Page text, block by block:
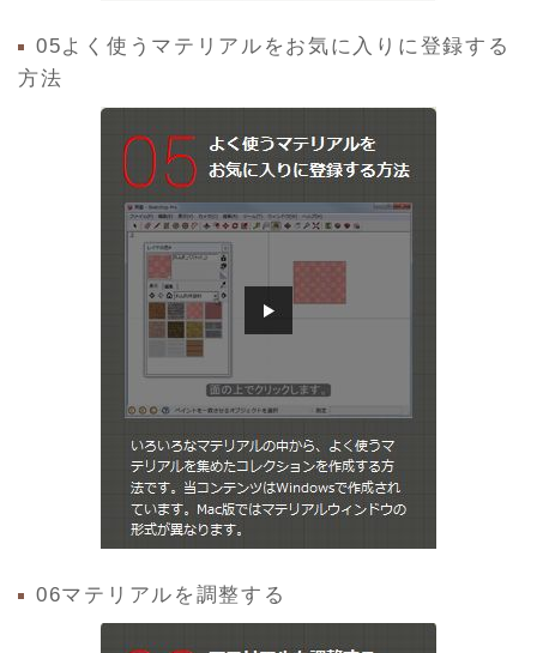
05よく使うマテリアルをお気に入りに登録する
方法
06マテリアルを調整する